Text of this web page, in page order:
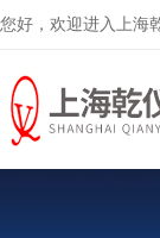
您好，欢迎进入上海